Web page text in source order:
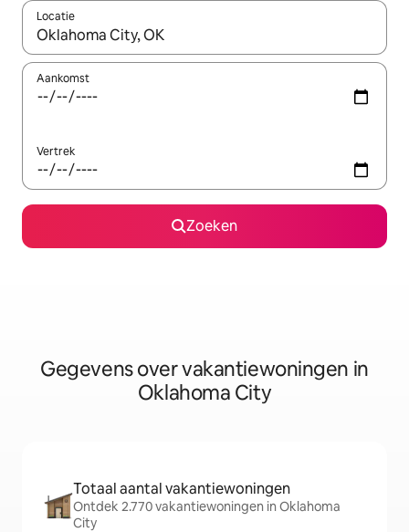
Locatie
Wanneer er resultaten beschikbaar zijn, maak je een keuze
Aankomst
Vertrek
Zoeken
Gegevens over vakantiewoningen in
Oklahoma City
Totaal aantal vakantiewoningen
Ontdek 2.770 vakantiewoningen in Oklahoma
City